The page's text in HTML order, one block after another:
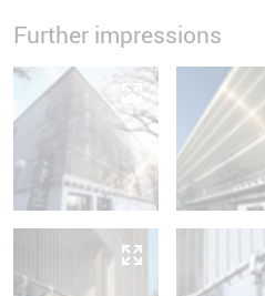
Further impressions